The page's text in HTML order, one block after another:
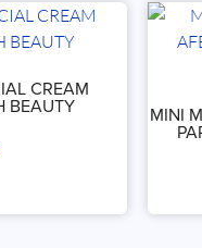
CREAM
BEAUTY
MINI